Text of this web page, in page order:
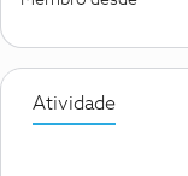
Atividade